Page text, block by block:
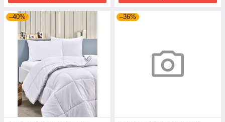
–40% –36%